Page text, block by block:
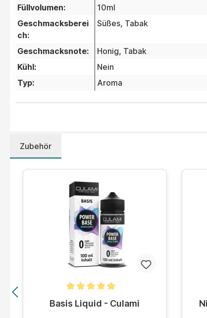
Füllvolumen:
10ml
Geschmacksberei
ch:
Süßes, Tabak
Geschmacksnote: Honig, Tabak
Kühl:
Nein
Typ:
Aroma
Zubehör
Produktgalerie überspringen
Durchschnittliche Bewertung von 5 von 5
Basis Liquid - Culami